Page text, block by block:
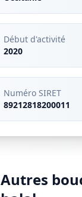
Début d'activité
2020
Numéro SIRET
89212818200011
Autres